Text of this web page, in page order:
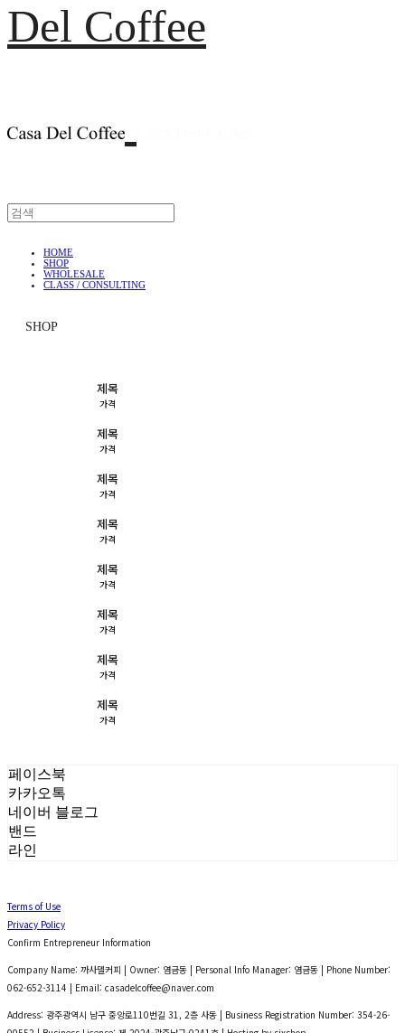
Del Coffee
HOME
SHOP
WHOLESALE
CLASS / CONSULTING
SHOP
제목
가격
제목
가격
제목
가격
제목
가격
제목
가격
제목
가격
제목
가격
제목
가격
페이스북
카카오톡
네이버 블로그
밴드
라인
Terms of Use
Privacy Policy
Confirm Entrepreneur Information
Company Name: 까사델커피 | Owner: 염금동 | Personal Info Manager: 염금동 | Phone Number:
062-652-3114 | Email: casadelcoffee@naver.com
Address: 광주광역시 남구 중앙로110번길 31, 2층 사동 | Business Registration Number: 354-26-